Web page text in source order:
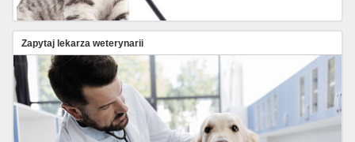
Zapytaj lekarza weterynarii